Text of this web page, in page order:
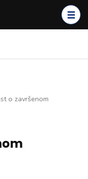
o završenom